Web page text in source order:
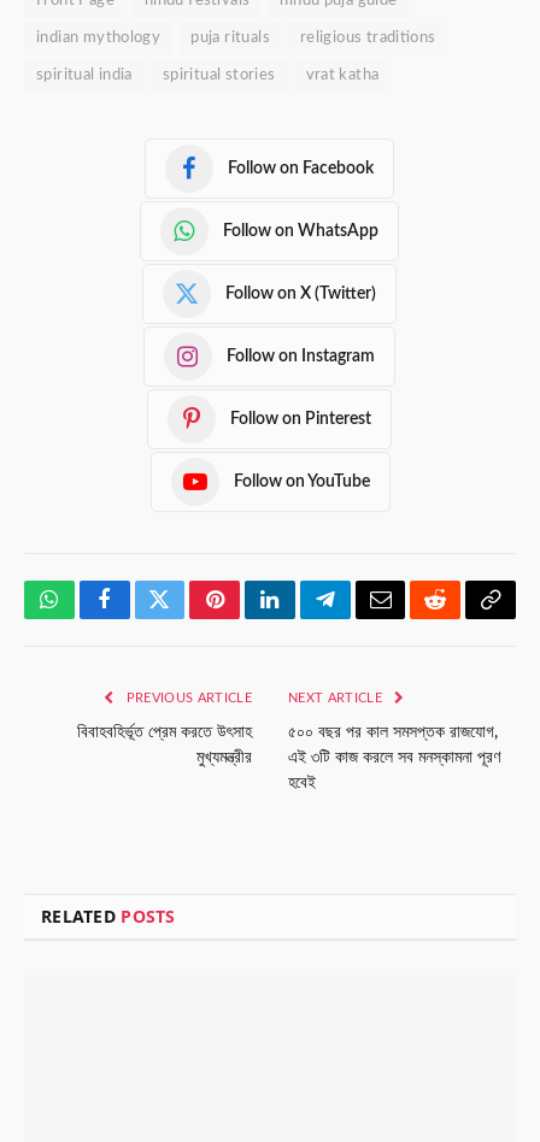
indian mythology puja rituals religious traditions
spiritual india spiritual stories vrat katha
Follow on Facebook
Follow on WhatsApp
Follow on X (Twitter)
Follow on Instagram
Follow on Pinterest
Follow on YouTube
WhatsAppFacebookTwitterPinterestLinkedInTelegramEmailRedditCopy
PREVIOUS ARTICLE
বিবাহবহির্ভূত প্রেম করতে উৎসাহ
মুখ্যমন্ত্রীর
NEXT ARTICLE
৫০০ বছর পর কাল সমসপ্তক রাজযোগ,
এই ৩টি কাজ করলে সব মনস্কামনা পূরণ
হবেই
RELATED POSTS